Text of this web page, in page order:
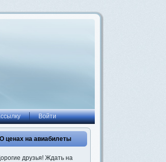
Войти
О ценах на авиабилеты
друзья! Ждать на